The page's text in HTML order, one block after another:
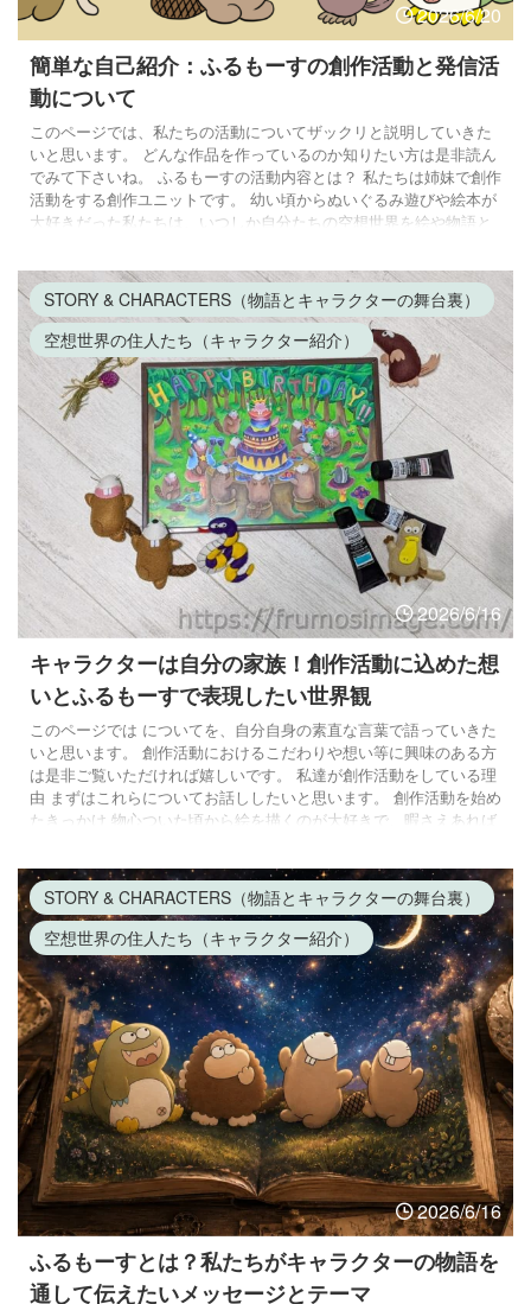
2026/6/20
簡単な自己紹介：ふるもーすの創作活動と発信活
動について
このページでは、私たちの活動についてザックリと説明していきた
いと思います。 どんな作品を作っているのか知りたい方は是非読ん
でみて下さいね。 ふるもーすの活動内容とは？ 私たちは姉妹で創作
活動をする創作ユニットです。 幼い頃からぬいぐるみ遊びや絵本が
大好きだった私たちは、いつしか自分たちの空想世界を絵や物語と
の二匹を中心に、一癖も二癖もある愉快な仲間たちが毎回ドタバタ
劇を巻き起こします。 私たちが作る絵本やYouTubeの紙芝居アニメ
や物語は、 ...
STORY & CHARACTERS（物語とキャラクターの舞台裏）
空想世界の住人たち（キャラクター紹介）
2026/6/16
キャラクターは自分の家族！創作活動に込めた想
いとふるもーすで表現したい世界観
このページでは についてを、自分自身の素直な言葉で語っていきた
いと思います。 創作活動におけるこだわりや想い等に興味のある方
は是非ご覧いただければ嬉しいです。 私達が創作活動をしている理
由 まずはこれらについてお話ししたいと思います。 創作活動を始め
たきっかけ 物心ついた頃から絵を描くのが大好きで、暇さえあれば
み聞かせをしてくれた影響もあり、世界中の昔話や童話を読んでも
らううちに、自然とファンタジックな世界観に惹かれるようになり
ました。 元々空 ...
STORY & CHARACTERS（物語とキャラクターの舞台裏）
空想世界の住人たち（キャラクター紹介）
2026/6/16
ふるもーすとは？私たちがキャラクターの物語を
通して伝えたいメッセージとテーマ